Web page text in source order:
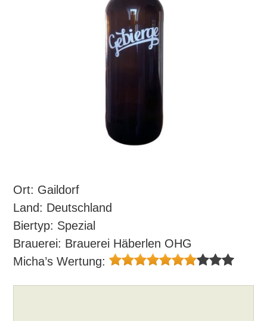
Ort: Gaildorf
Land: Deutschland
Biertyp: Spezial
Brauerei: Brauerei Häberlen OHG
Micha’s Wertung: